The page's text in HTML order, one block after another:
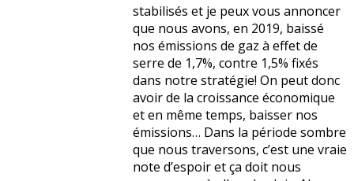
stabilisés et je peux vous annoncer
que nous avons, en 2019, baissé
nos émissions de gaz à effet de
serre de 1,7%, contre 1,5% fixés
dans notre stratégie! On peut donc
avoir de la croissance économique
et en même temps, baisser nos
émissions… Dans la période sombre
que nous traversons, c’est une vraie
note d’espoir et ça doit nous